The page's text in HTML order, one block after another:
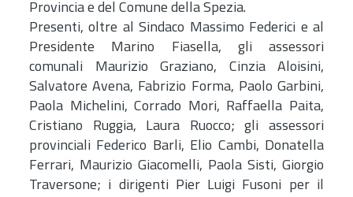
Provincia e del Comune della Spezia.
Presenti, oltre al Sindaco Massimo Federici e al
Presidente Marino Fiasella, gli assessori
comunali Maurizio Graziano, Cinzia Aloisini,
Salvatore Avena, Fabrizio Forma, Paolo Garbini,
Paola Michelini, Corrado Mori, Raffaella Paita,
Cristiano Ruggia, Laura Ruocco; gli assessori
provinciali Federico Barli, Elio Cambi, Donatella
Ferrari, Maurizio Giacomelli, Paola Sisti, Giorgio
Traversone; i dirigenti Pier Luigi Fusoni per il